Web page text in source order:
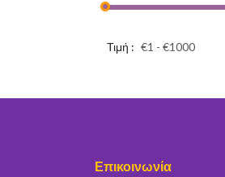
Τιμή :
Επικοινωνία